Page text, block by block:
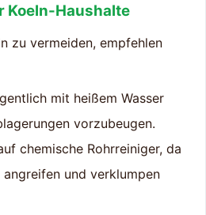
Koeln-Haushalte
zu vermeiden, empfehlen
mit heißem Wasser
vorzubeugen.
chemische Rohrreiniger, da
angreifen und verklumpen